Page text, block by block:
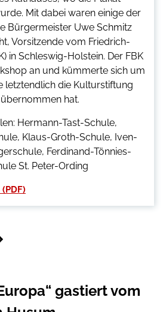
Mit dabei waren einige der
Bürgermeister Uwe Schmitz
Vorsitzende vom Friedrich-
in Schleswig-Holstein. Der FBK
an und kümmerte sich um
letztendlich die Kulturstiftung
hat.
Hermann-Tast-Schule,
Klaus-Groth-Schule, Iven-
Ferdinand-Tönnies-
St. Peter-Ording
gastiert vom